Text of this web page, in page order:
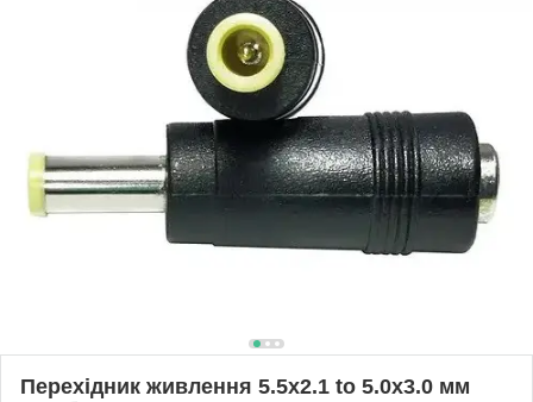
Перехідник живлення 5.5x2.1 to 5.0x3.0 мм